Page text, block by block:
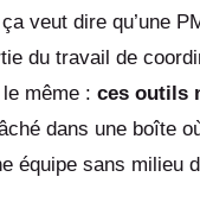
veut dire qu’une
du travail de
même : ces outils
dans une boîte
équipe sans milieu